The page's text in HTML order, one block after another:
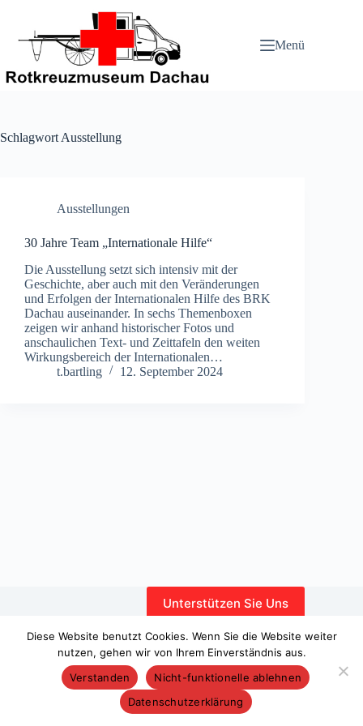
springen
Menü
Schlagwort Ausstellung
Ausstellungen
30 Jahre Team „Internationale Hilfe“
Die Ausstellung setzt sich intensiv mit der
Geschichte, aber auch mit den Veränderungen
und Erfolgen der Internationalen Hilfe des BRK
Dachau auseinander. In sechs Themenboxen
zeigen wir anhand historischer Fotos und
anschaulichen Text- und Zeittafeln den weiten
Wirkungsbereich der Internationalen…
t.bartling
12. September 2024
Unterstützen Sie Uns
Copyright © 2026 – WordPress-Theme von
Diese Website benutzt Cookies. Wenn Sie die Website weiter
nutzen, gehen wir von Ihrem Einverständnis aus.
Verstanden
Nicht-funktionelle ablehnen
Datenschutzerklärung